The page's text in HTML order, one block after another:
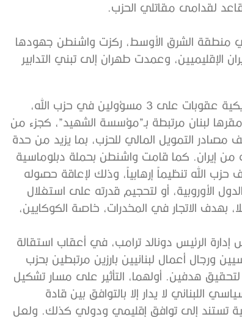
لقدامى مقاتلي الحزب.
في منطقة الشرق الأوسط، ركزت واشنطن جهودها
الإقليميين، وعمدت طهران إلى تبني التدابير
فرضت وزارة الخزانة الأمريكية عقوبات على 3 مسؤولين في حزب الله،
العالميين”، فضلاً عن 12 هيئة مقرها لبنان مرتبطة بـ”مؤسسة الشهيد”، كجزء من
التمويل المالي للحزب، بما يزيد من حدة
من إيران. كما قامت واشنطن بحملة دبلوماسية
حزب الله تنظيماً إرهابياً، وذلك لإعاقة حصوله
الأوروبية، أو لتحجيم قدرته على استغلال
بهدف الاتجار في المخدرات، خاصة الكوكايين،
إدارة الرئيس دونالد ترامب، في أعقاب استقالة
أعمال لبنانيين بارزين مرتبطين بحزب
هدفين. أولهما، التأثير على مسار تشكيل
اللبناني لا يدار إلا بالتوافق بين قادة
تستند إلى توافق إقليمي ودولي كذلك. ولعل